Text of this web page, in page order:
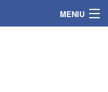
MENIU